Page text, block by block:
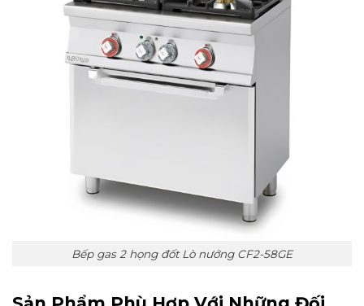
Bếp gas 2 họng đốt Lò nướng CF2-58GE